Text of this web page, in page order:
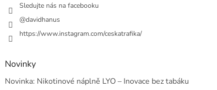
Sledujte nás na facebooku
@davidhanus
https://www.instagram.com/ceskatrafika/
Novinky
Novinka: Nikotinové náplně LYO – Inovace bez tabáku